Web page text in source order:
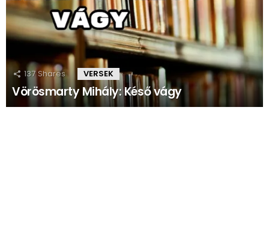
137 Shares VERSEK
Vörösmarty Mihály: Késő vágy